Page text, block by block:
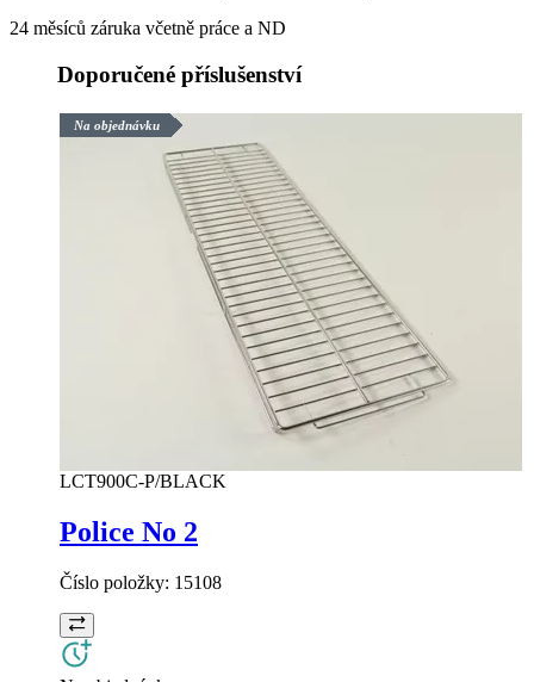
24 měsíců záruka včetně práce a ND
Doporučené příslušenství
Na objednávku
LCT900C-P/BLACK
Police No 2
Číslo položky: 15108